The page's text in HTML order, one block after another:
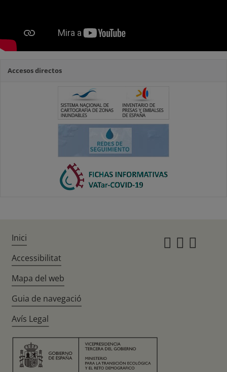
Accesos directos
Inici
Accessibilitat
Mapa del web
Guia de navegació
Avís Legal